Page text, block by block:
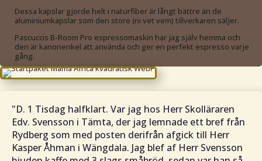
Dessa kapslar gjorde helt i naturfiber är långt bättre än de
aluminiumkapslar som den store (ni vet vem) tillverkaren säljer.
Pascuccis B-Room Pro espressomaskin har jag själv hemma och
den är kanonenkel att använda och ger en perfekt espresso varje
gång.
"D. 1 Tisdag halfklart. Var jag hos Herr Skolläraren
Edv. Svensson i Tämta, der jag lemnade ett bref från
Rydberg som med posten derifrån afgick till Herr
Kasper Åhman i Wängdala. Jag blef af Herr Svensson